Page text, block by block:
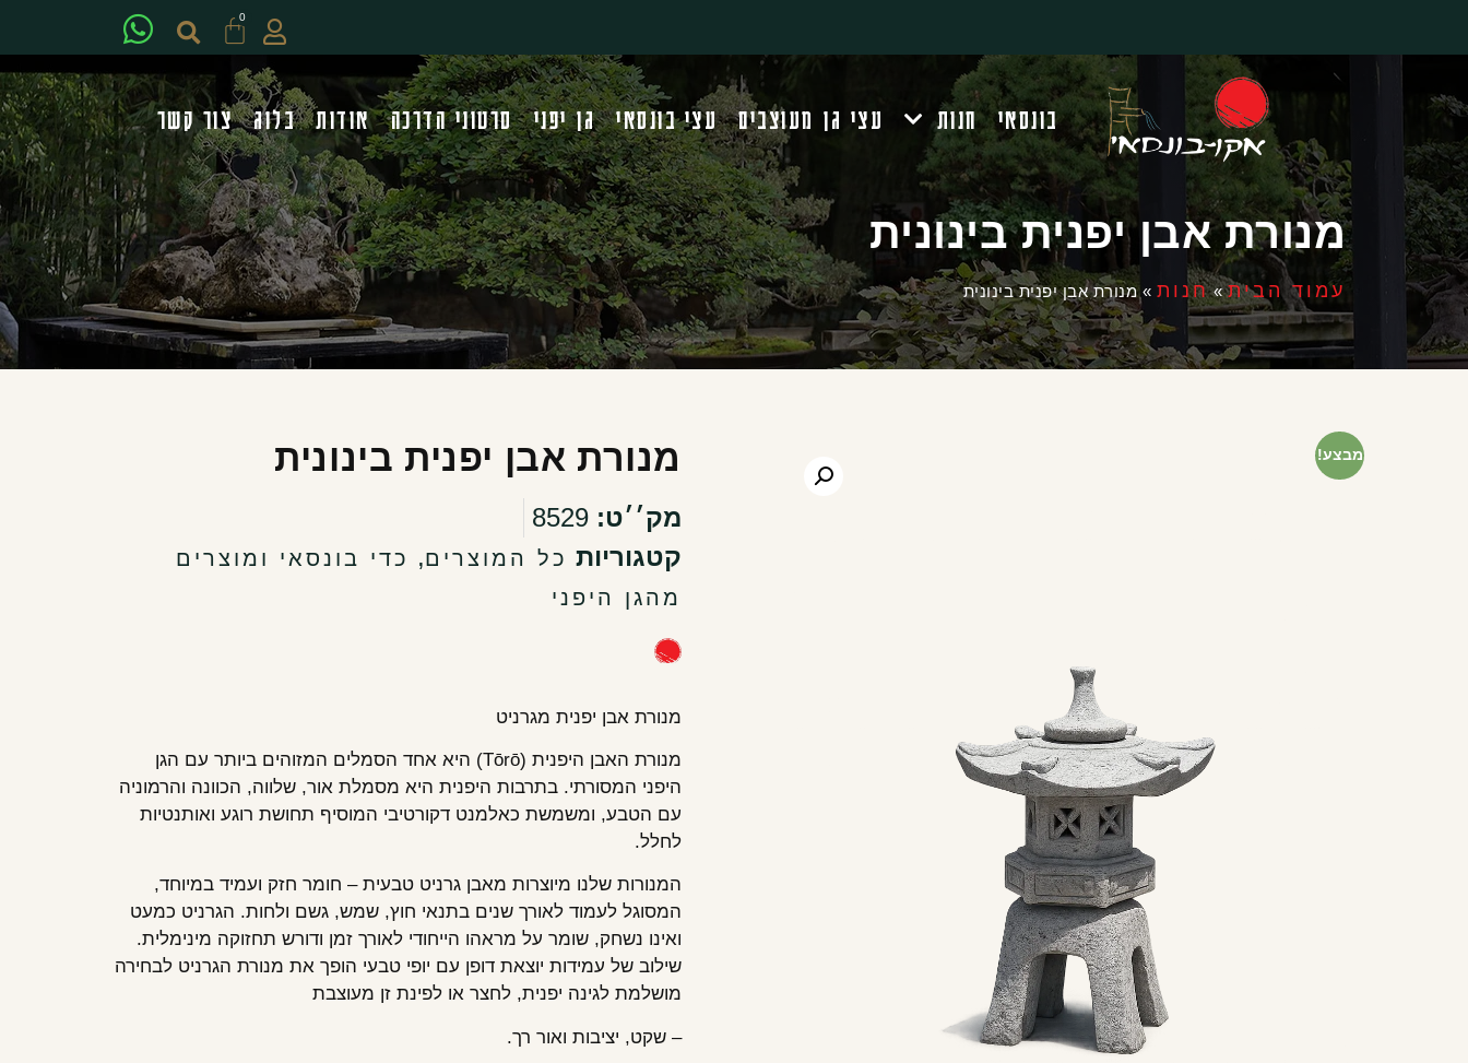
0
בונסאי חנות עצי גן מעוצבים עצי בונסאי גן יפני סרטוני הדרכה אודות בלוג צור קשר
מנורת אבן יפנית בינונית
עמוד הבית»חנות »מנורת אבן יפנית בינונית
מבצע! מנורת אבן יפנית בינונית
מק׳׳ט: 8529
קטגוריות כל המוצרים, כדי בונסאי ומוצרים
מהגן היפני
מנורת אבן יפנית מגרניט
מנורת האבן היפנית (Tōrō) היא אחד הסמלים המזוהים ביותר עם הגן
היפני המסורתי. בתרבות היפנית היא מסמלת אור, שלווה, הכוונה והרמוניה
עם הטבע, ומשמשת כאלמנט דקורטיבי המוסיף תחושת רוגע ואותנטיות
לחלל.
המנורות שלנו מיוצרות מאבן גרניט טבעית – חומר חזק ועמיד במיוחד,
המסוגל לעמוד לאורך שנים בתנאי חוץ, שמש, גשם ולחות. הגרניט כמעט
ואינו נשחק, שומר על מראהו הייחודי לאורך זמן ודורש תחזוקה מינימלית.
שילוב של עמידות יוצאת דופן עם יופי טבעי הופך את מנורת הגרניט לבחירה
מושלמת לגינה יפנית, לחצר או לפינת זן מעוצבת
– שקט, יציבות ואור רך.